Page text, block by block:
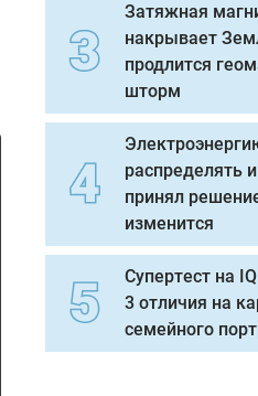
Затяжная
накрывает
продлится
шторм
распределять
принял
изменится
Супертест на
3 отличия на
семейного